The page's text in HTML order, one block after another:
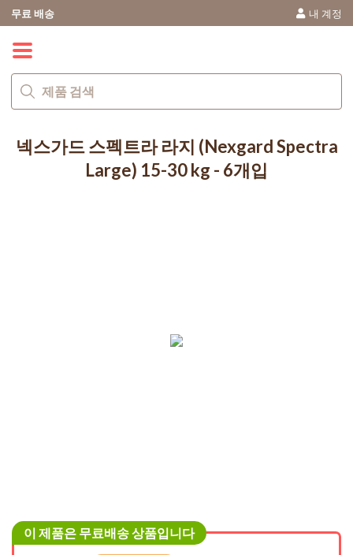
내 계정
무료 배송
넥스가드 스펙트라 라지 (Nexgard Spectra
Large) 15-30 kg - 6개입
이 제품은 무료배송 상품입니다